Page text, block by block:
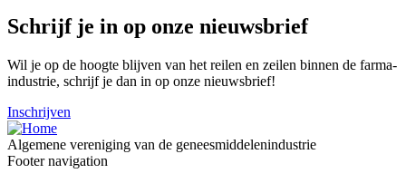
Schrijf je in op onze nieuwsbrief
Wil je op de hoogte blijven van het reilen en zeilen binnen de farma-
industrie, schrijf je dan in op onze nieuwsbrief!
Inschrijven
Algemene vereniging van de geneesmiddelenindustrie
Footer navigation